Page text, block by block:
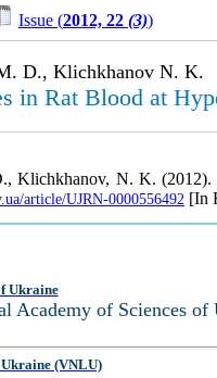
Issue (2012, 22 (3))
D., Klichkhanov N. K.
in Rat Blood at
Klichkhanov, N. K.
article/UJRN-0000556492 [In
Ukraine
Academy of Sciences
(VNLU)